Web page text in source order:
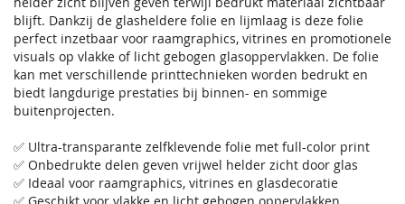
blijft. Dankzij de glasheldere folie en lijmlaag is deze folie
perfect inzetbaar voor raamgraphics, vitrines en promotionele
visuals op vlakke of licht gebogen glasoppervlakken. De folie
kan met verschillende printtechnieken worden bedrukt en
biedt langdurige prestaties bij binnen- en sommige
buitenprojecten.
✅ Ultra-transparante zelfklevende folie met full-color print
✅ Onbedrukte delen geven vrijwel helder zicht door glas
✅ Ideaal voor raamgraphics, vitrines en glasdecoratie